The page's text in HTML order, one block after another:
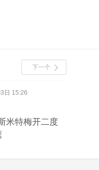
日 15:26
下一个
米特梅开二度